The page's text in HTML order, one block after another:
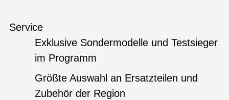
Service
Exklusive Sondermodelle und Testsieger
im Programm
Größte Auswahl an Ersatzteilen und
Zubehör der Region